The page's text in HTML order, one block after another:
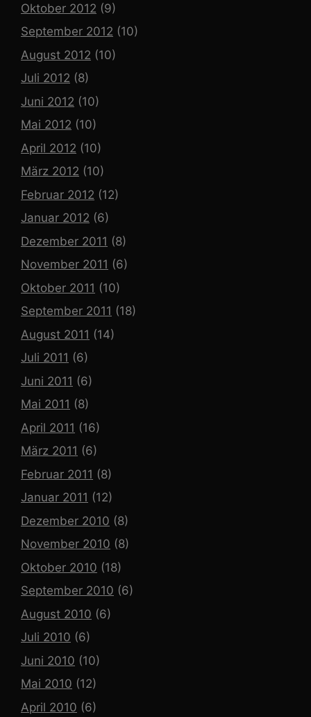
Oktober 2012 (9)
September 2012 (10)
August 2012 (10)
Juli 2012 (8)
Juni 2012 (10)
Mai 2012 (10)
April 2012 (10)
März 2012 (10)
Februar 2012 (12)
Januar 2012 (6)
Dezember 2011 (8)
November 2011 (6)
Oktober 2011 (10)
September 2011 (18)
August 2011 (14)
Juli 2011 (6)
Juni 2011 (6)
Mai 2011 (8)
April 2011 (16)
März 2011 (6)
Februar 2011 (8)
Januar 2011 (12)
Dezember 2010 (8)
November 2010 (8)
Oktober 2010 (18)
September 2010 (6)
August 2010 (6)
Juli 2010 (6)
Juni 2010 (10)
Mai 2010 (12)
April 2010 (6)